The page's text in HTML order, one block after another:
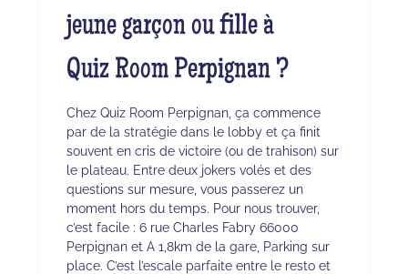
jeune garçon ou fille à
Quiz Room Perpignan ?
Chez Quiz Room Perpignan, ça commence
par de la stratégie dans le lobby et ça finit
souvent en cris de victoire (ou de trahison) sur
le plateau. Entre deux jokers volés et des
questions sur mesure, vous passerez un
moment hors du temps. Pour nous trouver,
c’est facile : 6 rue Charles Fabry 66000
Perpignan et A 1,8km de la gare, Parking sur
place. C’est l’escale parfaite entre le resto et